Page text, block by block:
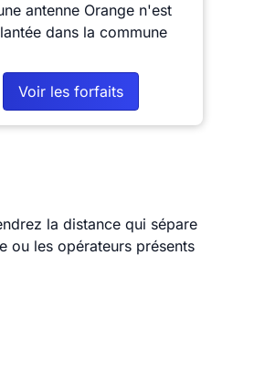
antenne Orange n'est
dans la commune
Voir les forfaits
la distance qui sépare
ou les opérateurs présents